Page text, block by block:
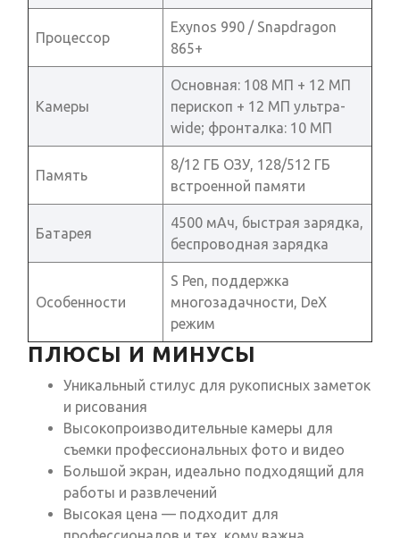
Процессор
Exynos 990 / Snapdragon
865+
Камеры
Основная: 108 МП + 12 МП
перископ + 12 МП ультра-
wide; фронталка: 10 МП
Память
8/12 ГБ ОЗУ, 128/512 ГБ
встроенной памяти
Батарея
4500 мАч, быстрая зарядка,
беспроводная зарядка
Особенности
S Pen, поддержка
многозадачности, DeX
режим
ПЛЮСЫ И МИНУСЫ
Уникальный стилус для рукописных заметок
и рисования
Высокопроизводительные камеры для
съемки профессиональных фото и видео
Большой экран, идеально подходящий для
работы и развлечений
Высокая цена — подходит для